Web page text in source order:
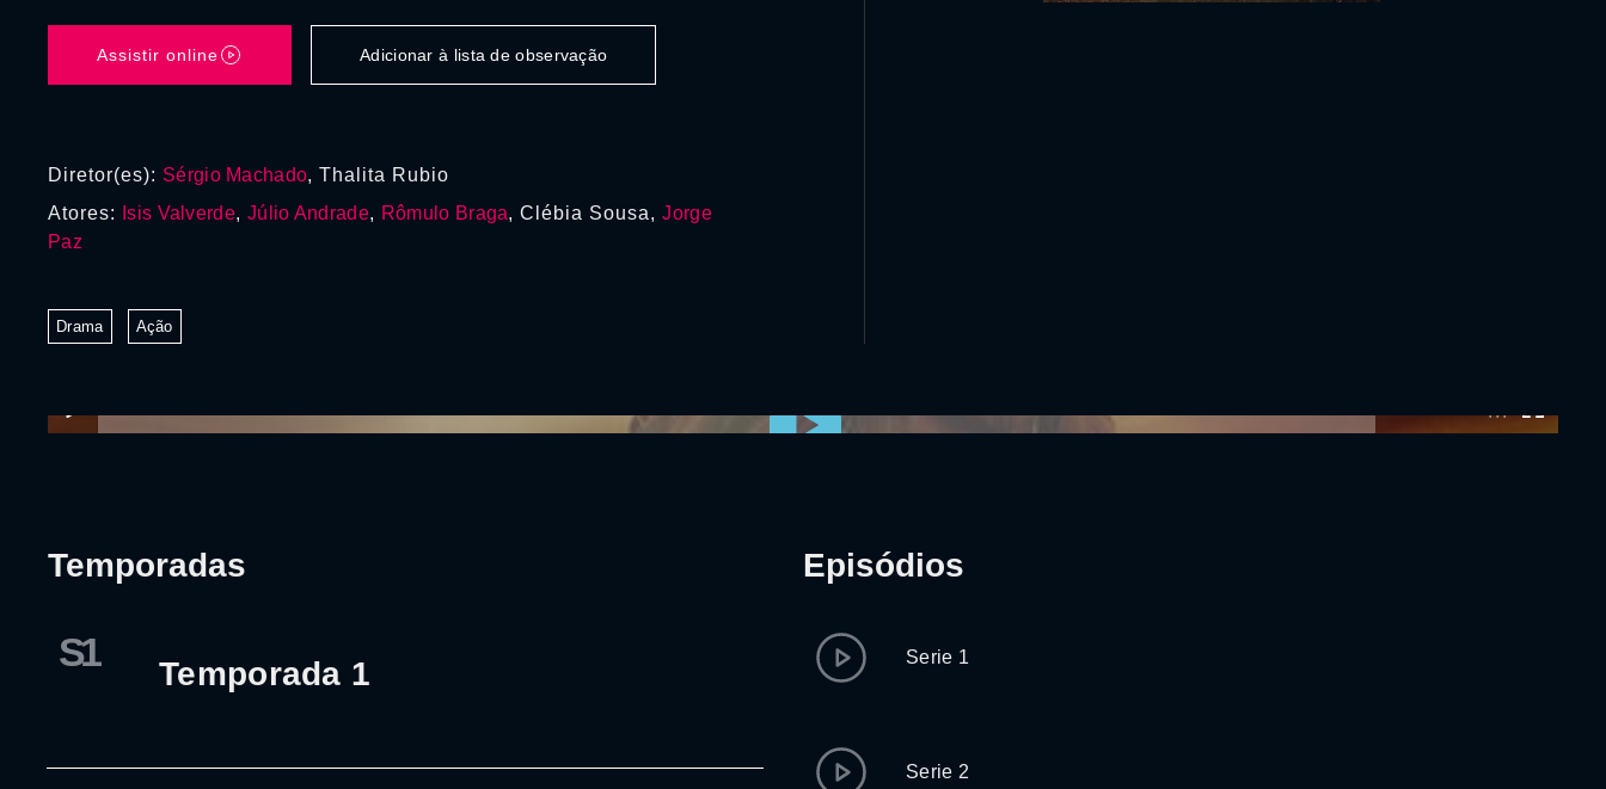
Assistir online Adicionar à lista de observação
Diretor(es): Sérgio Machado, Thalita Rubio
Atores:
Isis Valverde, Júlio Andrade, Rômulo Braga, Clébia Sousa,Jorge
Paz
Drama Ação
Temporadas
S1 Temporada 1
Episódios
Serie 1
Serie 2